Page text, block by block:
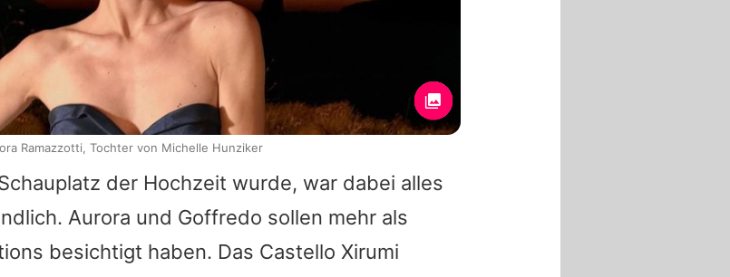
der Hochzeit wurde, war dabei alles
Aurora und Goffredo sollen mehr als
besichtigt haben. Das Castello Xirumi
Ramazzotti, Tochter von Michelle Hunziker